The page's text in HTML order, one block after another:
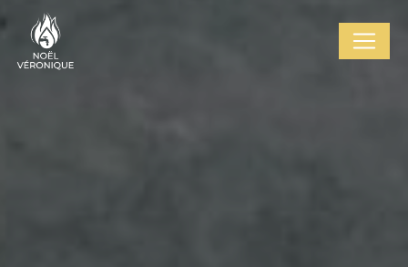
Cookies management panel